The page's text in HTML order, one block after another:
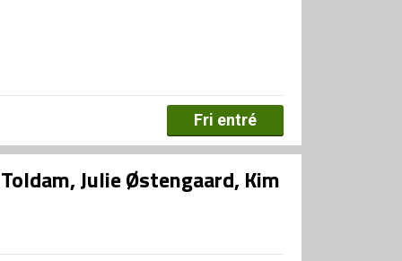
Fri entré
Julie Østengaard, Kim